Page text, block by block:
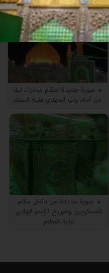
صورة جديدة لمقام سامراء ليلا
من أمام باب المهدي عليه السلام
صورة جديدة من داخل مقام
العسكريين وضريح الإمام الهادي
عليه السلام